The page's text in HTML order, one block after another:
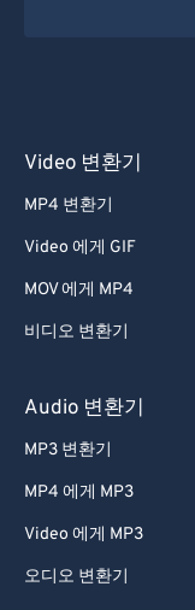
Video 변환기
MP4 변환기
Video 에게 GIF
MOV 에게 MP4
비디오 변환기
Audio 변환기
MP3 변환기
MP4 에게 MP3
Video 에게 MP3
오디오 변환기